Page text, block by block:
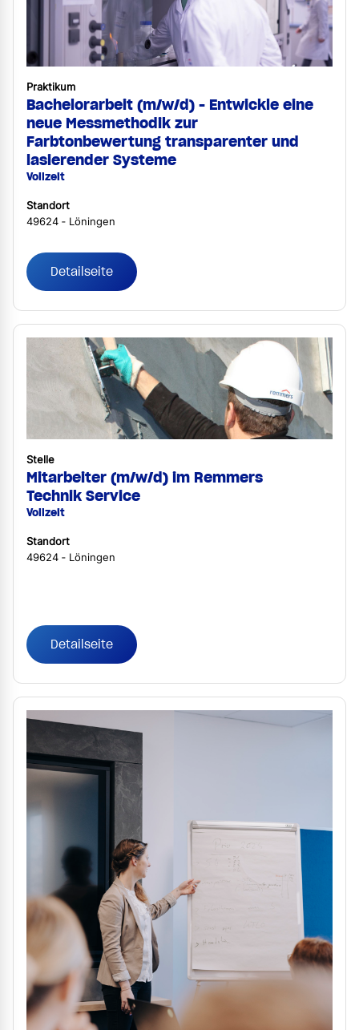
Praktikum
Bachelorarbeit (m/w/d) - Entwickle eine
neue Messmethodik zur
Farbtonbewertung transparenter und
lasierender Systeme
Vollzeit
Standort
49624 ‐ Löningen
Detailseite
Stelle
Mitarbeiter (m/w/d) im Remmers
Technik Service
Vollzeit
Standort
49624 ‐ Löningen
Detailseite